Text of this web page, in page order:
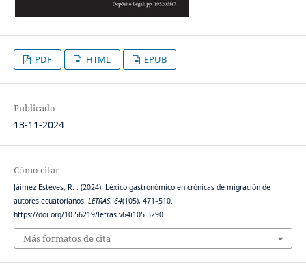
PDF HTML EPUB
Publicado
13-11-2024
Cómo citar
Jáimez Esteves, R. . (2024). Léxico gastronómico en crónicas de migración de
autores ecuatorianos. LETRAS, 64(105), 471–510.
https://doi.org/10.56219/letras.v64i105.3290
Más formatos de cita